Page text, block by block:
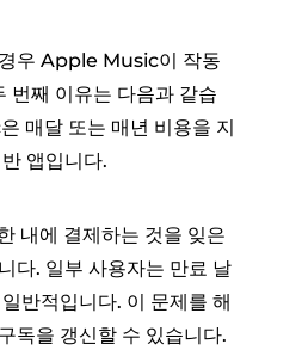
우 Apple Music이 작동
번째 이유는 다음과 같습
매달 또는 매년 비용을 지
앱입니다.
내에 결제하는 것을 잊은
다. 일부 사용자는 만료 날
반적입니다. 이 문제를 해
독을 갱신할 수 있습니다.